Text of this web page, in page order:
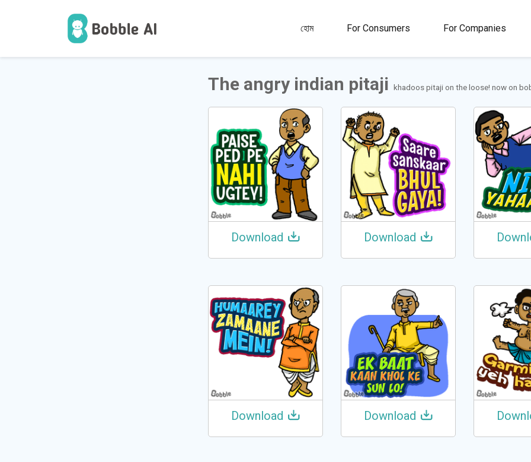
হোম For Consumers For Companies
4.5
রেটিং
1M+
স্টিকার এবং জিআইএফ
The angry indian pitaji khadoos pitaji on the loose! now on
Download Download
Download Download